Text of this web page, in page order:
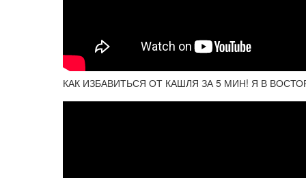
КАК ИЗБАВИТЬСЯ ОТ КАШЛЯ ЗА 5 МИН! Я В